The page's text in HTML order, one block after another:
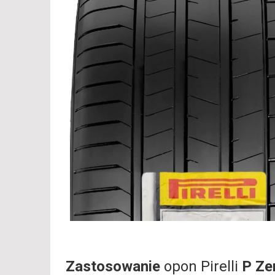
Zastosowanie opon Pirelli P